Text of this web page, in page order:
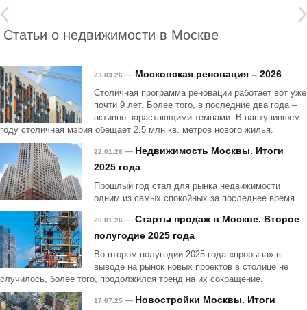
Статьи о недвижимости в Москве
23.03.26 — Московская реновация – 2026
Столичная программа реновации работает вот уже
почти 9 лет. Более того, в последние два года –
активно нарастающими темпами. В наступившем
году столичная мэрия обещает 2.5 млн кв. метров нового жилья.
22.01.26 — Недвижимость Москвы. Итоги
2025 года
Прошлый год стал для рынка недвижимости
одним из самых спокойных за последнее время.
20.01.26 — Старты продаж в Москве. Второе
полугодие 2025 года
Во втором полугодии 2025 года «прорыва» в
выводе на рынок новых проектов в столице не
случилось, более того, продолжился тренд на их сокращение.
17.07.25 — Новостройки Москвы. Итоги